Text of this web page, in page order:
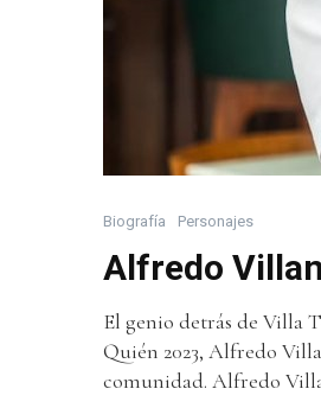
Biografía Personajes
Alfredo
El genio detrás de Villa
Quién 2023, Alfredo
comunidad. Alfredo